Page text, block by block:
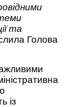
та
Голова
із